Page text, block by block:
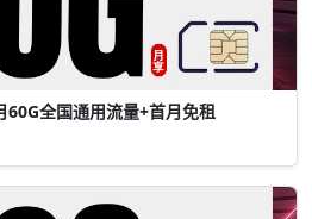
60G全国通用流量+首月免租